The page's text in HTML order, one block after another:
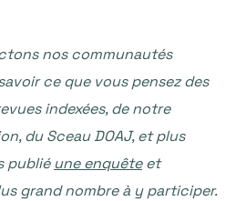
nos communautés
ce que vous pensez des
indexées, de notre
du Sceau DOAJ, et plus
publié une enquêteet
grand nombre à y participer.